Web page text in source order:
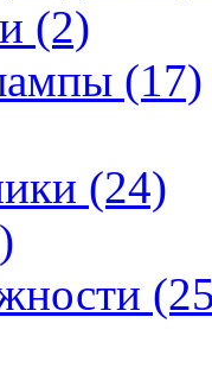
(2)
(17)
(24)